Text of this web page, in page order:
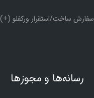
سفارش ساخت/استقرار ورکفلو (+)
رسانه‌ها و مجوزها